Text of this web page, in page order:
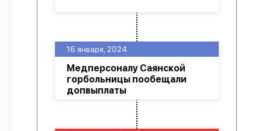
16 января, 2024
Медперсоналу Саянской
горбольницы пообещали
допвыплаты